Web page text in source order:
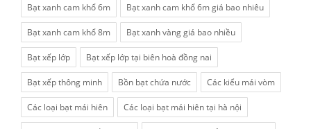
Bạt xanh cam khổ 6m Bạt xanh cam khổ 6m giá bao nhiêu
Bạt xanh cam khổ 8m Bạt xanh vàng giá bao nhiều
Bạt xếp lớp Bạt xếp lớp tại biên hoà đồng nai
Bạt xếp thông minh Bồn bạt chứa nước Các kiểu mái vòm
Các loại bạt mái hiên Các loại bạt mái hiên tại hà nội